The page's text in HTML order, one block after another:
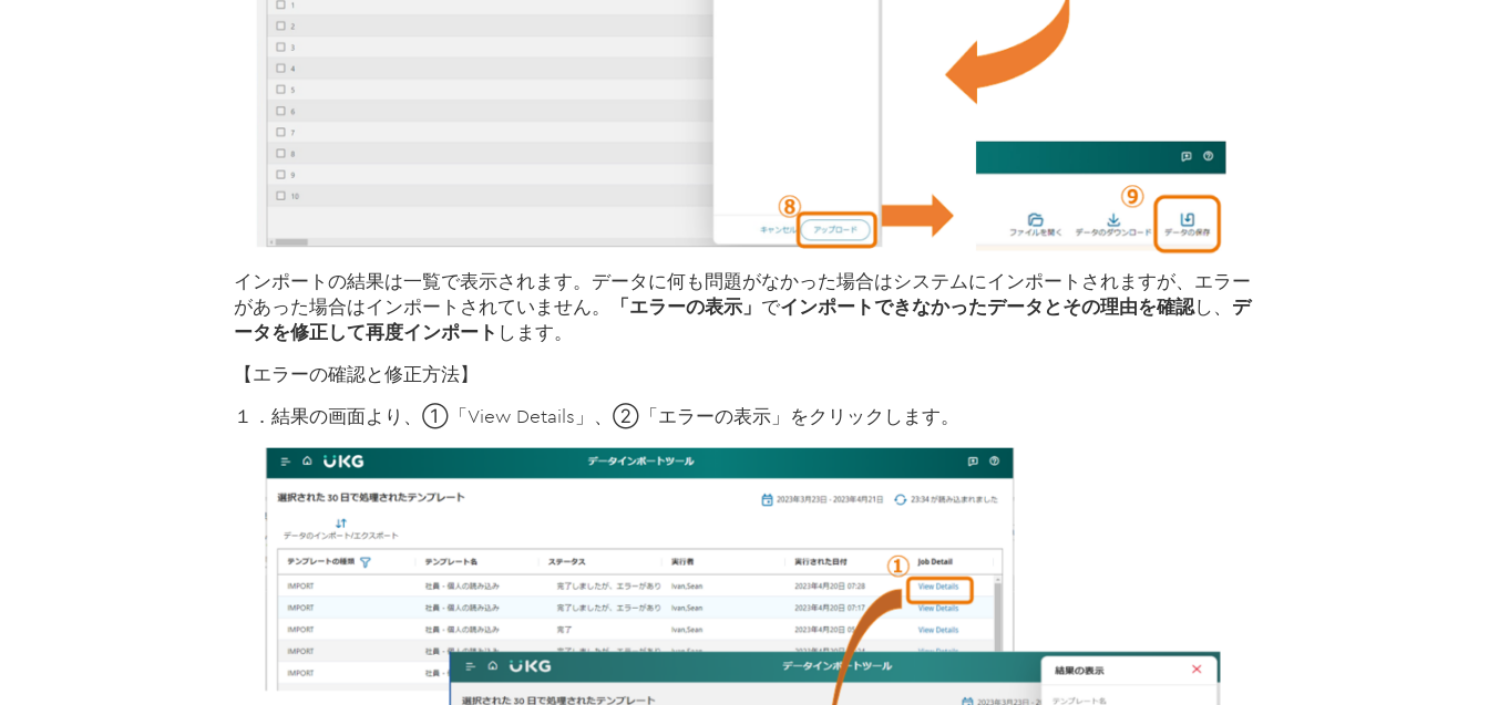
インポートの結果は一覧で表示されます。データに何も問題がなかった場合はシステムにインポートされますが、エラー
があった場合はインポートされていません。
「エラーの表示」 でインポートできなかったデータとその理由を確認し、 デ
ータを修正して再度インポート します。
【エラーの確認と修正方法】
１．結果の画面より、①「View Details」、②「エラーの表示」をクリックします。